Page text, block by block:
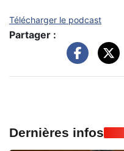
Télécharger le podcast
Partager :
Dernières infos